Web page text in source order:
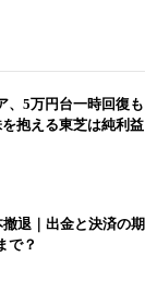
、5万円台一時回復も
抱える東芝は純利益
退｜出金と決済の期
で？